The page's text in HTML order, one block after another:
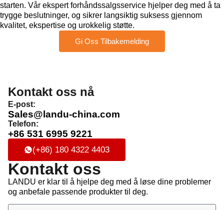
starten. Vår ekspert forhåndssalgsservice hjelper deg med å ta
trygge beslutninger, og sikrer langsiktig suksess gjennom
kvalitet, ekspertise og urokkelig støtte.
Gi Oss Tilbakemelding
Kontakt oss nå
E-post:
Sales@landu-china.com
Telefon:
+86 531 6995 9221
(+86) 180 4322 4403
Kontakt oss
LANDU er klar til å hjelpe deg med å løse dine problemer
og anbefale passende produkter til deg.